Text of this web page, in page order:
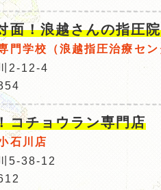
面！浪越さんの指圧院
門学校（浪越指圧治療セン
2-12-4
コチョウラン専門店
石川店
5-38-12